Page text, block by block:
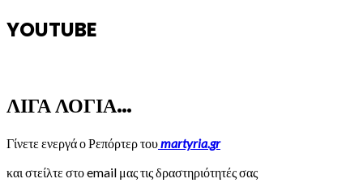
YOUTUBE
ΛΙΓΑ ΛΟΓΙΑ…
Γίνετε ενεργά ο Ρεπόρτερ τουmartyria.gr
και στείλτε στο email μας τις δραστηριότητές σας